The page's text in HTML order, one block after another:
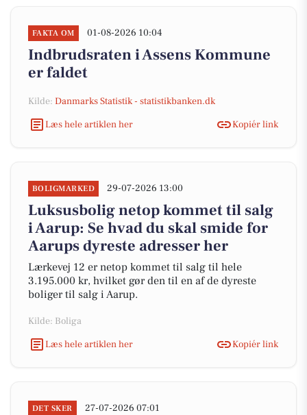
FAKTA OM 01-08-2026 10:04
Indbrudsraten i Assens Kommune
er faldet
Kilde: Danmarks Statistik - statistikbanken.dk
Læs hele artiklen her
Kopiér link
BOLIGMARKED 29-07-2026 13:00
Luksusbolig netop kommet til salg
i Aarup: Se hvad du skal smide for
Aarups dyreste adresser her
Lærkevej 12 er netop kommet til salg til hele
3.195.000 kr, hvilket gør den til en af de dyreste
boliger til salg i Aarup.
Kilde: Boliga
Læs hele artiklen her
Kopiér link
DET SKER 27-07-2026 07:01